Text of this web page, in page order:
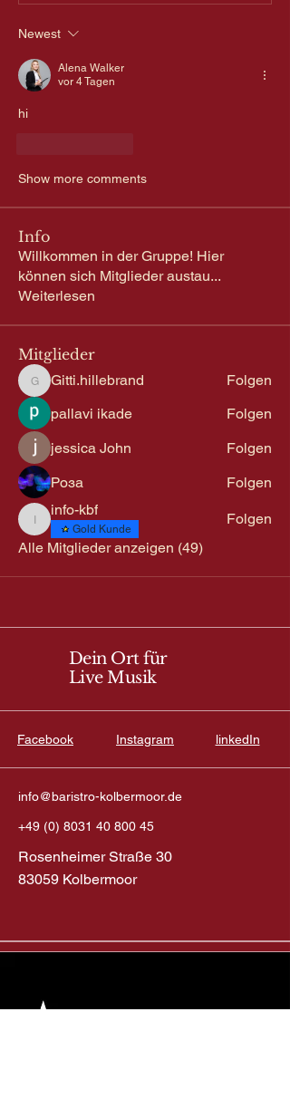
Newest
Alena Walker
vor 4 Tagen
hi
Show more comments
Info
Willkommen in der Gruppe! Hier
können sich Mitglieder austau...
Weiterlesen
Mitglieder
Gitti.hillebrand
Gitti.hillebrand
Folgen
pallavi ikade
Folgen
jessica John
Folgen
Роза
Folgen
info-kbf
info-kbf
Gold Kunde
Folgen
Alle Mitglieder anzeigen (49)
Dein Ort für
Live Musik
Facebook Instagram linkedIn
info@baristro-kolbermoor.de
+49 (0) 8031 40 800 45
Rosenheimer Straße 30
83059 Kolbermoor